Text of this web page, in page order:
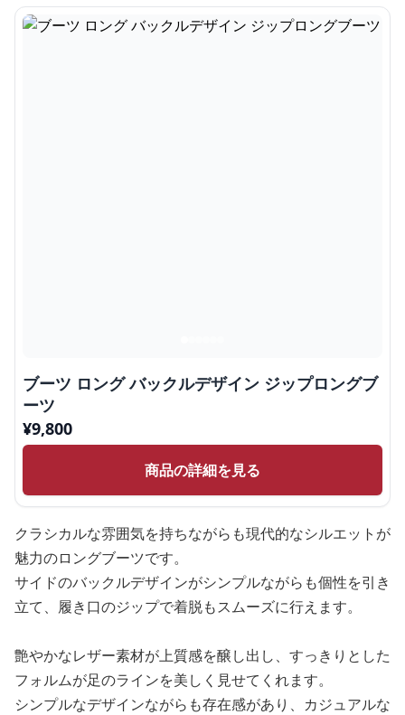
ブーツ ロング バックルデザイン ジップロングブ
ーツ
¥9,800
商品の詳細を見る
クラシカルな雰囲気を持ちながらも現代的なシルエットが
魅力のロングブーツです。
サイドのバックルデザインがシンプルながらも個性を引き
立て、履き口のジップで着脱もスムーズに行えます。
艶やかなレザー素材が上質感を醸し出し、すっきりとした
フォルムが足のラインを美しく見せてくれます。
シンプルなデザインながらも存在感があり、カジュアルな